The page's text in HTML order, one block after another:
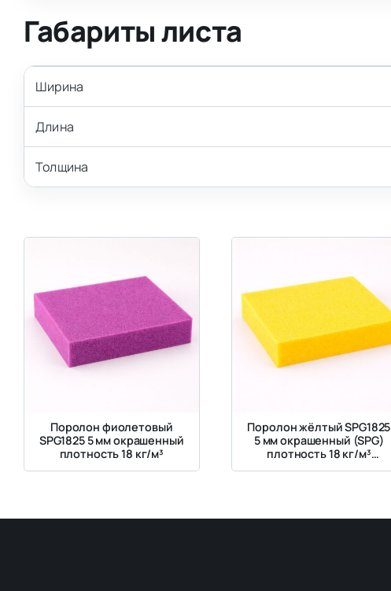
Габариты листа
Ширина
Длина
Толщина
Поролон фиолетовый
SPG1825 5 мм окрашенный
плотность 18 кг/м³
Поролон жёлтый SPG1825
5 мм окрашенный (SPG)
плотность 18 кг/м³